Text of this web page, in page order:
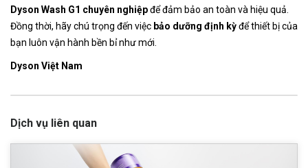
Dyson Wash G1 chuyên nghiệpđể đảm bảo an toàn và hiệu quả.
Đồng thời, hãy chú trọng đến việc bảo dưỡng định kỳđể thiết bị của
bạn luôn vận hành bền bỉ như mới.
Dyson Việt Nam
Dịch vụ liên quan